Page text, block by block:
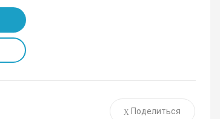
Поделиться